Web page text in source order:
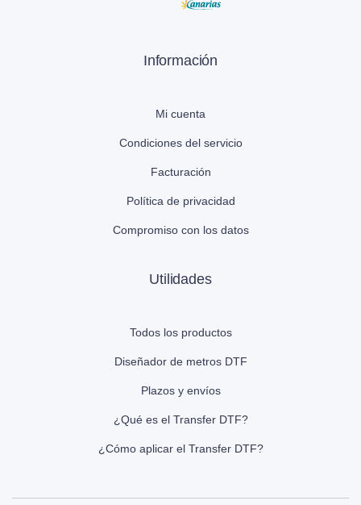
Información
Mi cuenta
Condiciones del servicio
Facturación
Política de privacidad
Compromiso con los datos
Utilidades
Todos los productos
Diseñador de metros DTF
Plazos y envíos
¿Qué es el Transfer DTF?
¿Cómo aplicar el Transfer DTF?